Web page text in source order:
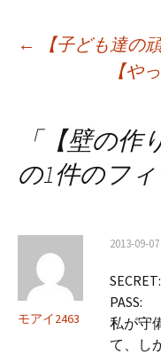
投
ゲ
ン
←
【子ども達の
【や
「【壁の作
の1件のフ
モアイ2463
2013-09-
PASS:
私が守
て、し